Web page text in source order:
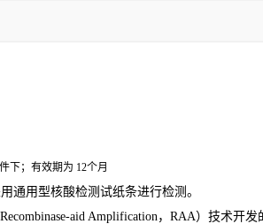
下；有效期为 12个月
通用型核酸检测试纸条进行检测。
Recombinase-aid Amplification， RAA）技术开发